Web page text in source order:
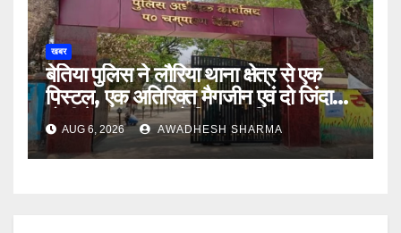
खबर
बेतिया पुलिस ने लौरिया थाना क्षेत्र से एक
पिस्टल, एक अतिरिक्त मैगजीन एवं दो जिंदा
गोली के साथ एक को गिरफ्तार दिया
AUG 6, 2026 AWADHESH SHARMA